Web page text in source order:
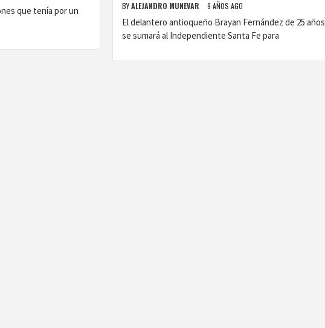
que tenía por un
BYALEJANDRO MUNEVAR 9 AÑOS AGO
El delantero antioqueño Brayan Fernández de 25 años
se sumará al Independiente Santa Fe para